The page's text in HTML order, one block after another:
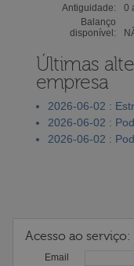
Antiguidade:
0
Balanço
disponível:
Últimas
empresa
2026-06-02 :
2026-06-02 :
2026-06-02 :
Acesso ao serviço:
Email